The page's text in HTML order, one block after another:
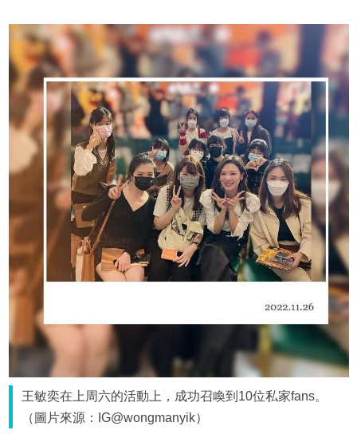
王敏奕在上周六的活動上，成功召喚到10位私家fans。
（圖片來源：IG@wongmanyik）